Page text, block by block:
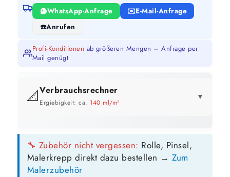
WhatsApp-Anfrage
E-Mail-Anfrage
Anrufen
Profi-Konditionen ab größeren Mengen – Anfrage per
Mail genügt
📐Verbrauchsrechner
Ergiebigkeit: ca. 140 ml/m²
▼
2,5 Liter
bis ca. 18 m²
1 Anstrich
5 Liter
36 m²
10 Liter
🔧 Zubehör nicht vergessen: Rolle, Pinsel,
Malerkrepp direkt dazu bestellen →Zum
Malerzubehör